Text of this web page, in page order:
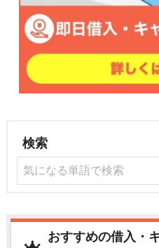
検索
おすすめの借入・